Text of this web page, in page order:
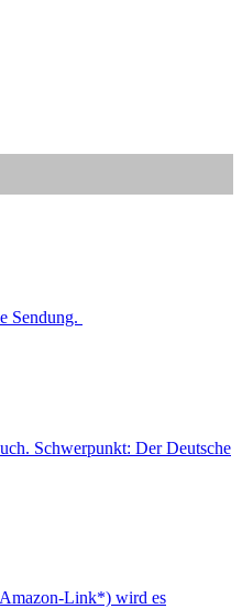
Sendung.
Schwerpunkt: Der Deutsche
Link*) wird es